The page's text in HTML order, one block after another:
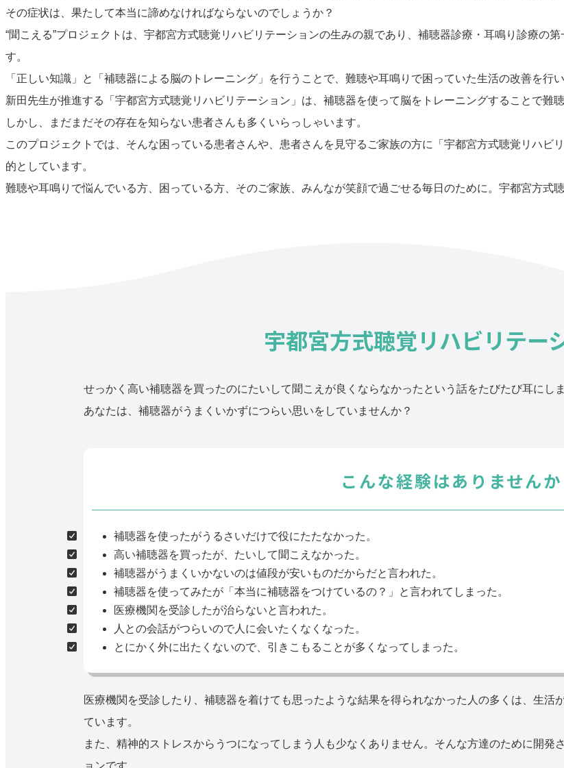
その症状は、果たして本当に諦めなければならないのでしょうか？
“聞こえる”プロジェクトは、宇都宮方式聴覚リハビリテーションの生みの親であり、補聴器診療・耳鳴り診療の
す。
「正しい知識」と「補聴器による脳のトレーニング」を行うことで、難聴や耳鳴りで困っていた生活の改善を行
新田先生が推進する「宇都宮方式聴覚リハビリテーション」は、補聴器を使って脳をトレーニングすることで難
しかし、まだまだその存在を知らない患者さんも多くいらっしゃいます。
このプロジェクトでは、そんな困っている患者さんや、患者さんを見守るご家族の方に「宇都宮方式聴覚リハビ
的としています。
難聴や耳鳴りで悩んでいる方、困っている方、そのご家族、みんなが笑顔で過ごせる毎日のために。宇都宮方式
宇都宮方式聴覚リハビリテー
せっかく高い補聴器を買ったのにたいして聞こえが良くならなかったという話をたびたび耳にしま
あなたは、補聴器がうまくいかずにつらい思いをしていませんか？
こんな経験はありませんか
補聴器を使ったがうるさいだけで役にたたなかった。
高い補聴器を買ったが、たいして聞こえなかった。
補聴器がうまくいかないのは値段が安いものだからだと言われた。
補聴器を使ってみたが「本当に補聴器をつけているの？」と言われてしまった。
医療機関を受診したが治らないと言われた。
人との会話がつらいので人に会いたくなくなった。
とにかく外に出たくないので、引きこもることが多くなってしまった。
医療機関を受診したり、補聴器を着けても思ったような結果を得られなかった人の多くは、生活
ています。
また、精神的ストレスからうつになってしまう人も少なくありません。そんな方達のために開発